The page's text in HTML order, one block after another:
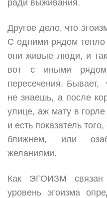
ради выживания.
Другое дело, что
С одними рядом тепло
они живые люди, и
вот с иными рядом
пересечения. Бывает,
не знаешь, а после
улице, аж мату в
и есть показатель
ближнем, или
желаниями.
Как ЭГОИЗМ
уровень эгоизма